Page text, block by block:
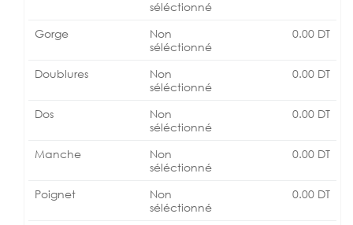
séléctionné
Gorge
Non
séléctionné
0.00 DT
Doublures
Non
séléctionné
0.00 DT
Dos
Non
séléctionné
0.00 DT
Manche
Non
séléctionné
0.00 DT
Poignet
Non
séléctionné
0.00 DT